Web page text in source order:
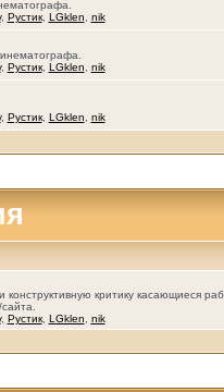
, Рустик, LGklen nik
, Рустик, LGklen nik
, Рустик, LGklen nik
критику касающиеся
, Рустик, LGklen nik